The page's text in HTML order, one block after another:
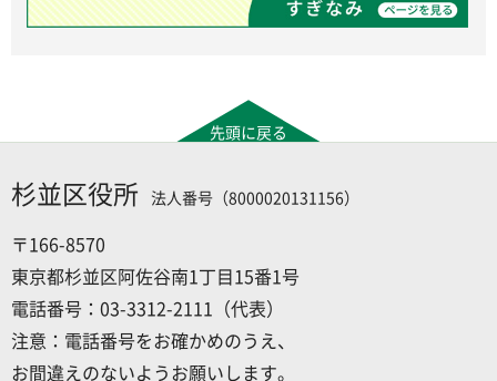
先頭に戻る
杉並区役所 法人番号（8000020131156）
〒166-8570
東京都杉並区阿佐谷南1丁目15番1号
電話番号：03-3312-2111（代表）
注意：電話番号をお確かめのうえ、
お間違えのないようお願いします。